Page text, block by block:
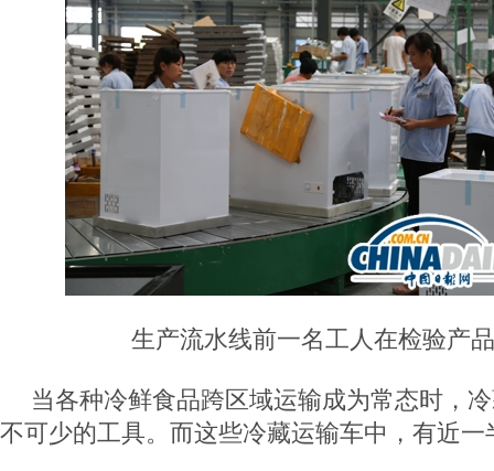
生产流水线前一名工人在检验产
当各种冷鲜食品跨区域运输成为常态时，
不可少的工具。而这些冷藏运输车中，有近